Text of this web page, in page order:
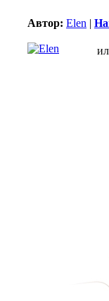
Автор: Elen |